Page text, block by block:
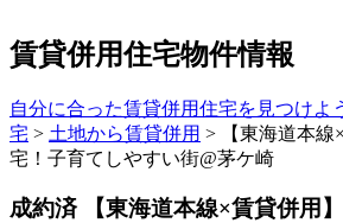
賃貸併用住宅物件情報
自分に合った賃貸併用住宅を見つけよ
宅 > 土地から賃貸併用 >
【東海道本
宅！子育てしやすい街@茅ケ崎
成約済 【東海道本線×賃貸併用